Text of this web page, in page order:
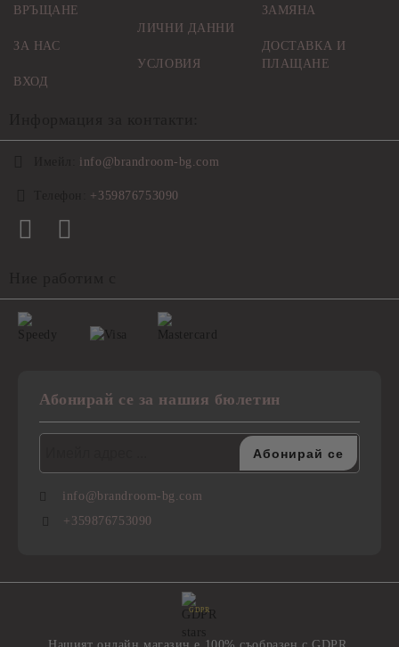
ВРЪЩАНЕ
ЗА НАС
ВХОД
ЛИЧНИ ДАННИ
УСЛОВИЯ
ЗАМЯНА
ДОСТАВКА И
ПЛАЩАНЕ
info@brandroom-bg.com
+359876753090
Абонирай се за нашия бюлетин
info@brandroom-bg.com
+359876753090
GDPR